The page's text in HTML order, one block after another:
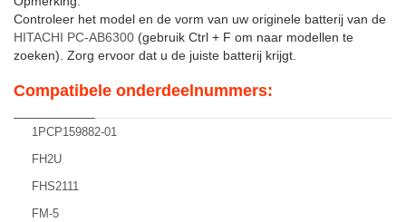
Controleer het model en de vorm van uw originele batterij van de
HITACHI PC-AB6300 (gebruik Ctrl + F om naar modellen te
zoeken). Zorg ervoor dat u de juiste batterij krijgt.
Compatibele onderdeelnummers:
1PCP159882-01
FH2U
FHS2111
FM-5